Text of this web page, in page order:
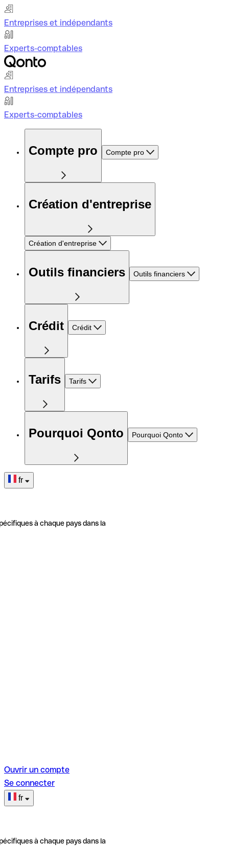
Entreprises et indépendants
Experts-comptables
Entreprises et indépendants
Experts-comptables
Compte pro Compte pro
Création d'entreprise
Création d'entreprise
Outils financiers Outils financiers
Crédit Crédit
Tarifs Tarifs
Pourquoi Qonto Pourquoi Qonto
fr
à chaque pays dans la
Ouvrir un compte
Se connecter
fr
à chaque pays dans la